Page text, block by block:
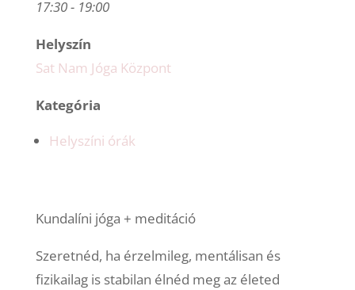
17:30 - 19:00
Helyszín
Sat Nam Jóga Központ
Kategória
Helyszíni órák
Kundalíni jóga + meditáció
Szeretnéd, ha érzelmileg, mentálisan és
fizikailag is stabilan élnéd meg az életed